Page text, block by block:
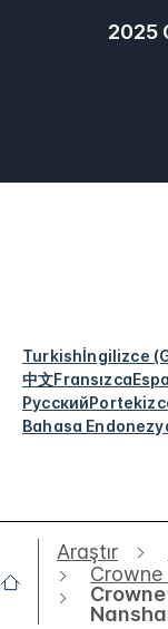
2025
Turkishİngilizce
中文Fransızca
Русский
Bahasa
Araştır
Crowne